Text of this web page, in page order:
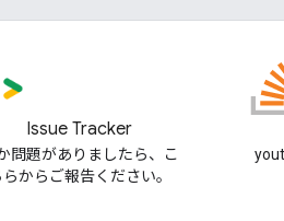
Issue Tracker
問題がありましたら、こ
らからご報告ください。